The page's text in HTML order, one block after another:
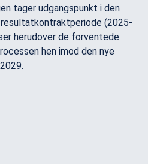
tager udgangspunkt i den
(2025-
herudover de forventede
hen imod den nye